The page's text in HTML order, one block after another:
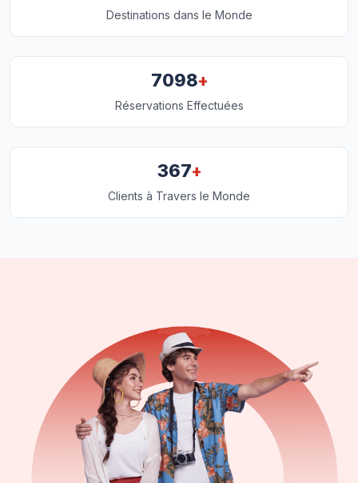
Destinations dans le Monde
7098+
Réservations Effectuées
367+
Clients à Travers le Monde